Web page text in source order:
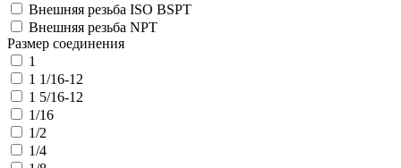
Внешняя резьба ISO BSPT
Внешняя резьба NPT
Размер соединения
1
1 1/16-12
1 5/16-12
1/16
1/2
1/4